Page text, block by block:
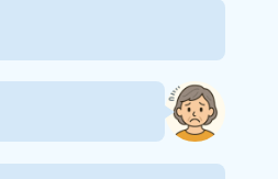
店（南禅寺）